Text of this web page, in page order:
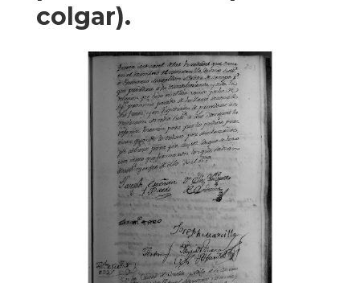
colgar).